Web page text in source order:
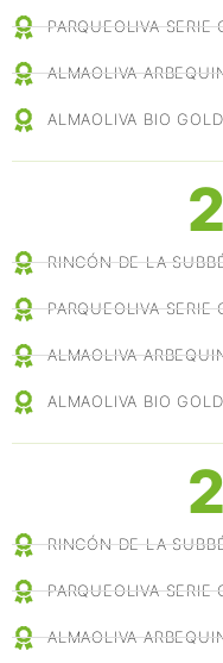
PARQUEOLIVA SERIE
ALMAOLIVA
ALMAOLIVA BIO
RINCÓN DE LA
PARQUEOLIVA SERIE
ALMAOLIVA
ALMAOLIVA BIO GOLD
RINCÓN DE LA
PARQUEOLIVA SERIE
ALMAOLIVA